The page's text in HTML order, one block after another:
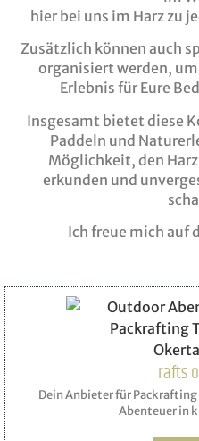
hier bei uns im Harz zu
Zusätzlich können auch
organisiert werden,
Erlebnis für Eure
Insgesamt bietet diese
Paddeln und
Möglichkeit, den Harz
erkunden und
Ich freue mich auf
rafts
Dein Anbieter für
Abenteuer in